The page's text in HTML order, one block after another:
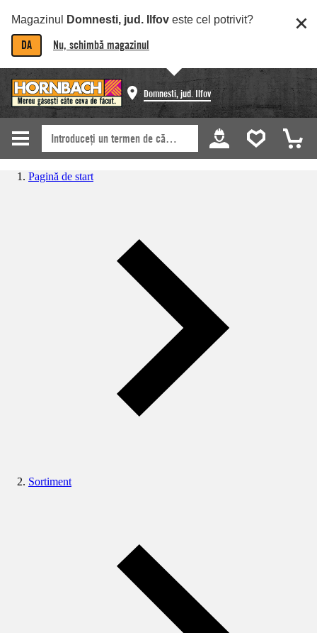
Magazinul Domnesti, jud. Ilfov este cel potrivit?
DA Nu, schimbă magazinul
Domnesti, jud. Ilfov
Pagină de start
Sortiment